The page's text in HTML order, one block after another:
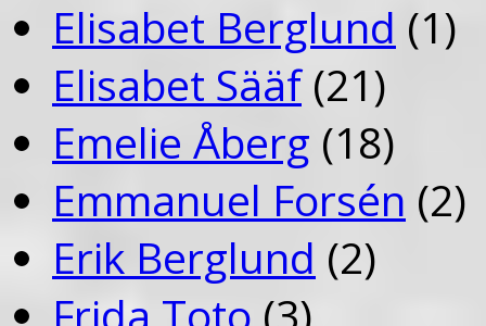
Elisabet Berglund (1)
Elisabet Sääf(21)
Emelie Åberg (18)
Emmanuel Forsén (2)
Erik Berglund (2)